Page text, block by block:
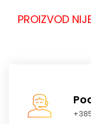
PROIZVOD